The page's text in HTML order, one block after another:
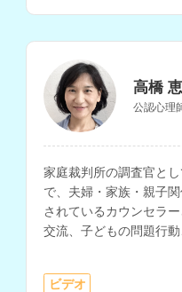
高橋
公認心理
家庭裁判所の調査官と
で、夫婦・家族・親子
されているカウンセラ
交流、子どもの問題行
ビデオ